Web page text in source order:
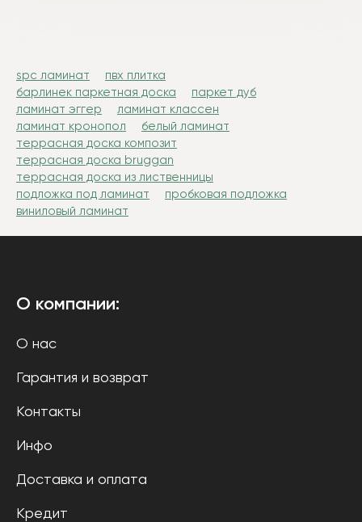
spc ламинат
пвх плитка
барлинек паркетная доска
паркет дуб
ламинат эггер
ламинат классен
ламинат кронопол
белый ламинат
террасная доска композит
террасная доска bruggan
террасная доска из лиственницы
подложка под ламинат
пробковая подложка
виниловый ламинат
О компании:
О нас
Гарантия и возврат
Контакты
Инфо
Доставка и оплата
Кредит